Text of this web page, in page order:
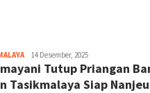
Tim
Redaksi
14 Desember, 2025
Tutup Priangan
Tasikmalaya Siap